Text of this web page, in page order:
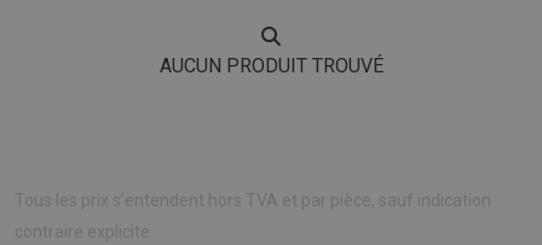
AUCUN PRODUIT TROUVÉ
Tous les prix s’entendent hors TVA et par pièce, sauf indication
contraire explicite.